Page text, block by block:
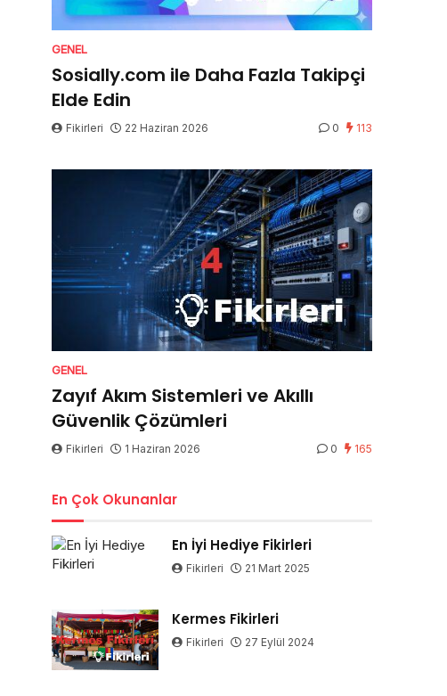
GENEL
Sosially.com ile Daha Fazla Takipçi
Elde Edin
Fikirleri 22 Haziran 2026 0 113
GENEL
Zayıf Akım Sistemleri ve Akıllı
Güvenlik Çözümleri
Fikirleri 1 Haziran 2026 0 165
En Çok Okunanlar
En İyi Hediye Fikirleri
Fikirleri 21 Mart 2025
Kermes Fikirleri
Fikirleri 27 Eylül 2024